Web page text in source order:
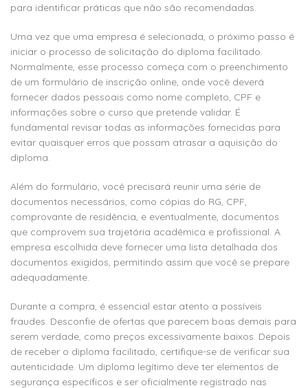
para identificar práticas que não são recomendadas.
Uma vez que uma empresa é selecionada, o próximo passo é
iniciar o processo de solicitação do diploma facilitado.
Normalmente, esse processo começa com o preenchimento
de um formulário de inscrição online, onde você deverá
fornecer dados pessoais como nome completo, CPF e
informações sobre o curso que pretende validar. É
fundamental revisar todas as informações fornecidas para
evitar quaisquer erros que possam atrasar a aquisição do
diploma.
Além do formulário, você precisará reunir uma série de
documentos necessários, como cópias do RG, CPF,
comprovante de residência, e eventualmente, documentos
que comprovem sua trajetória acadêmica e profissional. A
empresa escolhida deve fornecer uma lista detalhada dos
documentos exigidos, permitindo assim que você se prepare
adequadamente.
Durante a compra, é essencial estar atento a possíveis
fraudes. Desconfie de ofertas que parecem boas demais para
serem verdade, como preços excessivamente baixos. Depois
de receber o diploma facilitado, certifique-se de verificar sua
autenticidade. Um diploma legítimo deve ter elementos de
segurança específicos e ser oficialmente registrado nas